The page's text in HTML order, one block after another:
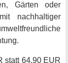
Gärten oder
nachhaltiger
statt 64,90 EUR